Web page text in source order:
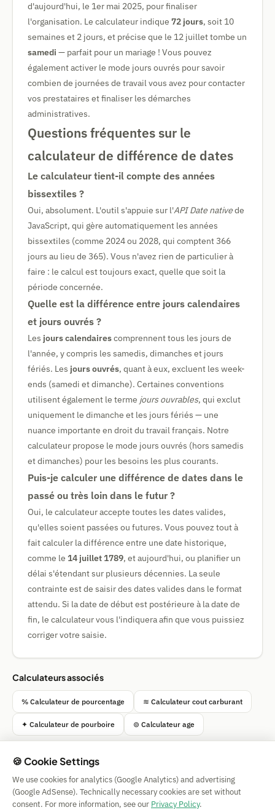
d'aujourd'hui, le 1er mai 2025, pour finaliser
l'organisation. Le calculateur indique 72 jours, soit 10
semaines et 2 jours, et précise que le 12 juillet tombe un
samedi — parfait pour un mariage ! Vous pouvez
également activer le mode jours ouvrés pour savoir
combien de journées de travail vous avez pour contacter
vos prestataires et finaliser les démarches
administratives.
Questions fréquentes sur le
calculateur de différence de dates
Le calculateur tient-il compte des années
bissextiles ?
Oui, absolument. L'outil s'appuie sur l'API Date nativede
JavaScript, qui gère automatiquement les années
bissextiles (comme 2024 ou 2028, qui comptent 366
jours au lieu de 365). Vous n'avez rien de particulier à
faire : le calcul est toujours exact, quelle que soit la
période concernée.
Quelle est la différence entre jours calendaires
et jours ouvrés ?
Les jours calendairescomprennent tous les jours de
l'année, y compris les samedis, dimanches et jours
fériés. Les jours ouvrés, quant à eux, excluent les week-
ends (samedi et dimanche). Certaines conventions
utilisent également le terme jours ouvrables, qui exclut
uniquement le dimanche et les jours fériés — une
nuance importante en droit du travail français. Notre
calculateur propose le mode jours ouvrés (hors samedis
et dimanches) pour les besoins les plus courants.
Puis-je calculer une différence de dates dans le
passé ou très loin dans le futur ?
Oui, le calculateur accepte toutes les dates valides,
qu'elles soient passées ou futures. Vous pouvez tout à
fait calculer la différence entre une date historique,
comme le 14 juillet 1789, et aujourd'hui, ou planifier un
délai s'étendant sur plusieurs décennies. La seule
contrainte est de saisir des dates valides dans le format
attendu. Si la date de début est postérieure à la date de
fin, le calculateur vous l'indiquera afin que vous puissiez
corriger votre saisie.
Calculateurs associés
% Calculateur de pourcentage ≋ Calculateur cout carburant
✦ Calculateur de pourboire ⊚ Calculateur age
Simple Calculator
Impressum
| Privacy | Terms |
🍪 Cookies
🍪 Cookie Settings
We use cookies for analytics (Google Analytics) and advertising
(Google AdSense). Technically necessary cookies are set without
consent. For more information, see our Privacy Policy.